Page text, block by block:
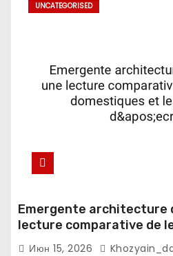
UNCATEGORISED
Emergente architecture
lecture comparative de
domestiques et les
Июн 15, 2026